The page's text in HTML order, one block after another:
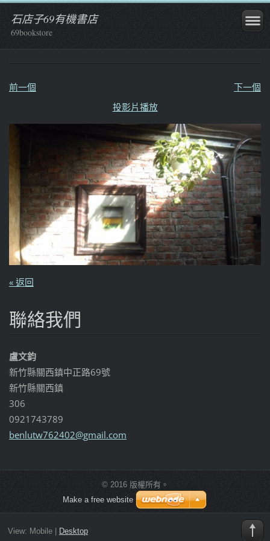
石店子69有機書店
69bookstore
前一個
下一個
投影片播放
« 返回
聯絡我們
盧文鈞
新竹縣關西鎮中正路69號
新竹縣關西鎮
306
0921743789
benlutw762402@gmail.com
© 2016 版權所有。
Make a free website
View: Mobile| Desktop